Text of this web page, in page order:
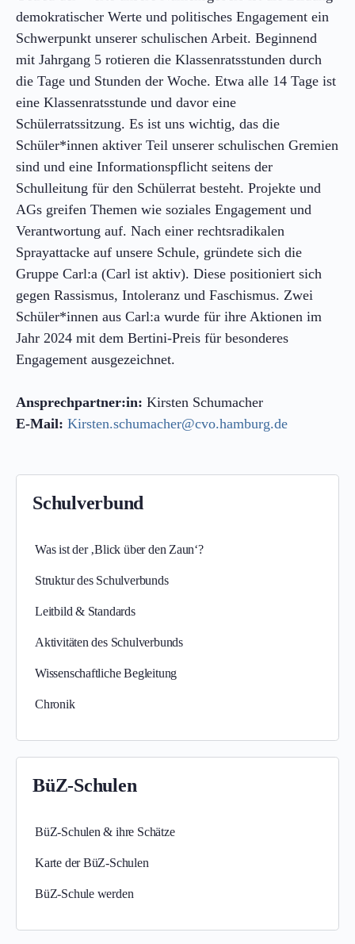
demokratischer Werte und politisches Engagement ein
Schwerpunkt unserer schulischen Arbeit. Beginnend
mit Jahrgang 5 rotieren die Klassenratsstunden durch
die Tage und Stunden der Woche. Etwa alle 14 Tage ist
eine Klassenratsstunde und davor eine
Schülerratssitzung. Es ist uns wichtig, das die
Schüler*innen aktiver Teil unserer schulischen Gremien
sind und eine Informationspflicht seitens der
Schulleitung für den Schülerrat besteht. Projekte und
AGs greifen Themen wie soziales Engagement und
Verantwortung auf. Nach einer rechtsradikalen
Sprayattacke auf unsere Schule, gründete sich die
Gruppe Carl:a (Carl ist aktiv). Diese positioniert sich
gegen Rassismus, Intoleranz und Faschismus. Zwei
Schüler*innen aus Carl:a wurde für ihre Aktionen im
Jahr 2024 mit dem Bertini-Preis für besonderes
Engagement ausgezeichnet.
Ansprechpartner:in: Kirsten Schumacher
E-Mail: Kirsten.schumacher@cvo.hamburg.de
Schulverbund
Was ist der ‚Blick über den Zaun‘?
Struktur des Schulverbunds
Leitbild & Standards
Aktivitäten des Schulverbunds
Wissenschaftliche Begleitung
Chronik
BüZ-Schulen
BüZ-Schulen & ihre Schätze
Karte der BüZ-Schulen
BüZ-Schule werden